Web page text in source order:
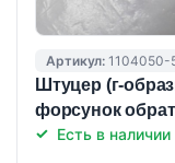
Артикул: 1104050-
Штуцер (г-
форсунок
Есть в наличии